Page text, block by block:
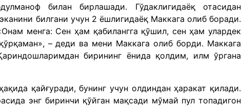
билан бирлашади. Гўдаклигидаёқ отасидан
билгани учун 2 ёшлигидаёқ Маккага олиб боради.
менга: Сен ҳам қабилангга қўшил, сен ҳам улардек
– деди ва мени Маккага олиб борди. Маккага
бирининг ёнида қолдим, илм ўргана
қайғуради, бунинг учун олдиндан ҳаракат қилади.
энг биринчи қўйган мақсади мўмай пул топадигон